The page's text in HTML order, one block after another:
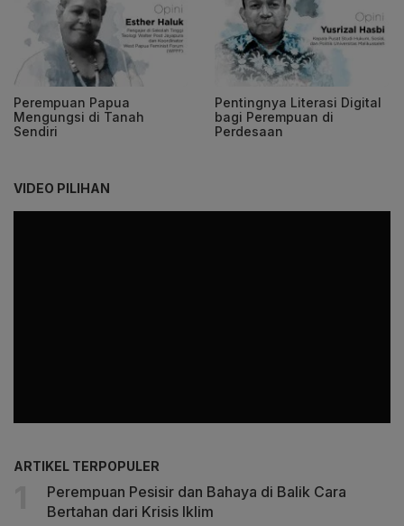
Perempuan Papua
Mengungsi di Tanah
Sendiri
Pentingnya Literasi Digital
bagi Perempuan di
Perdesaan
VIDEO PILIHAN
ARTIKEL TERPOPULER
Perempuan Pesisir dan Bahaya di Balik Cara
Bertahan dari Krisis Iklim